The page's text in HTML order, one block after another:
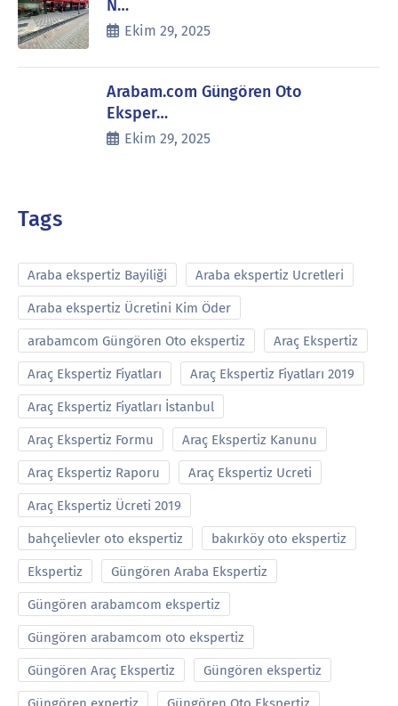
N…
Ekim 29, 2025
Arabam.com Güngören Oto
Eksper…
Ekim 29, 2025
Tags
Araba ekspertiz Bayiliği Araba ekspertiz Ucretleri
Araba ekspertiz Ücretini Kim Öder
arabamcom Güngören Oto ekspertiz Araç Ekspertiz
Araç Ekspertiz Fiyatları Araç Ekspertiz Fiyatları 2019
Araç Ekspertiz Fiyatları İstanbul
Araç Ekspertiz Formu Araç Ekspertiz Kanunu
Araç Ekspertiz Raporu Araç Ekspertiz Ucreti
Araç Ekspertiz Ücreti 2019
bahçelievler oto ekspertiz bakırköy oto ekspertiz
Ekspertiz Güngören Araba Ekspertiz
Güngören arabamcom ekspertiz
Güngören arabamcom oto ekspertiz
Güngören Araç Ekspertiz Güngören ekspertiz